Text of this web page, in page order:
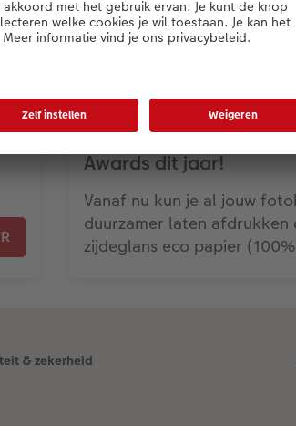
CEWE wint meerdere
Awards dit jaar!
Vanaf nu kun je al jouw
duurzamer laten afdrukken
zijdeglans eco papier
& zekerheid